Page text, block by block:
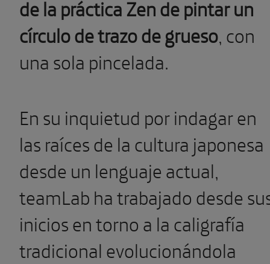
de la práctica Zen de pintar un
círculo de trazo de grueso,con
una sola pincelada.
En su inquietud por indagar en
las raíces de la cultura japonesa
desde un lenguaje actual,
teamLab ha trabajado desde
inicios en torno a la caligrafía
tradicional evolucionándola